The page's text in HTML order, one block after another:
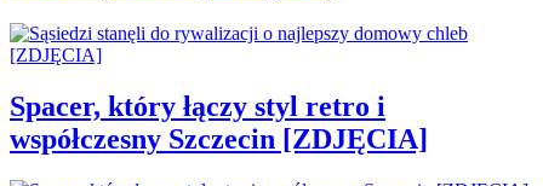
Spacer, który łączy styl retro i
współczesny Szczecin [ZDJĘCIA]